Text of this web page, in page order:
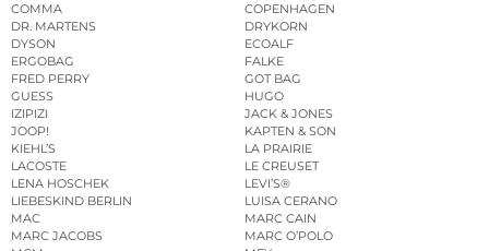
COMMA
COPENHAGEN
DR. MARTENS
DRYKORN
DYSON
ECOALF
ERGOBAG
FALKE
FRED PERRY
GOT BAG
GUESS
HUGO
IZIPIZI
JACK & JONES
JOOP!
KAPTEN & SON
KIEHL’S
LA PRAIRIE
LACOSTE
LE CREUSET
LENA HOSCHEK
LEVI’S®
LIEBESKIND BERLIN
LUISA CERANO
MAC
MARC CAIN
MARC JACOBS
MARC O’POLO